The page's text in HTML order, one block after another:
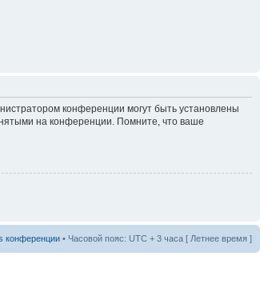
конференции могут быть установлены
на конференции. Помните, что ваше
конференции • Часовой пояс: UTC + 3 часа [ Летнее время ]